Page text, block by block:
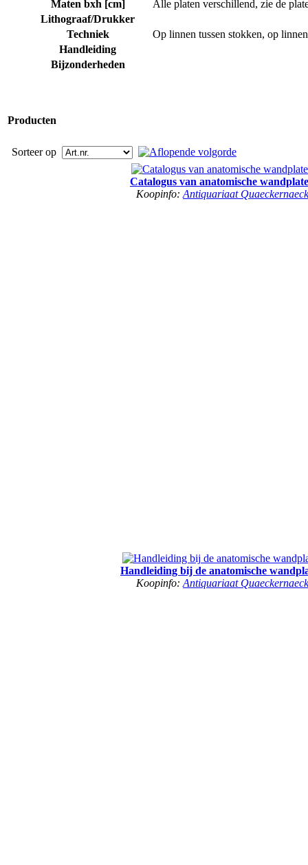
Maten bxh [cm]
Alle platen verschillend, zie de
Lithograaf/Drukker
Techniek
Op linnen tussen stokken, op
Handleiding
Bijzonderheden
Producten
Sorteer op
Catalogus van anatomische
Koopinfo: Antiquariaat Quaeckernaeck
Handleiding bij de anatomische
Koopinfo: Antiquariaat Quaeckernaeck